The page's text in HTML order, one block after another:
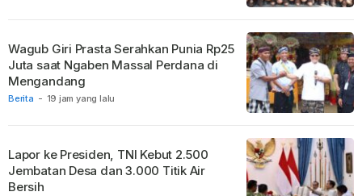
Berita - 19 jam yang lalu
Wagub Giri Prasta Serahkan Punia Rp25
Juta saat Ngaben Massal Perdana di
Mengandang
Lapor ke Presiden, TNI Kebut 2.500
Jembatan Desa dan 3.000 Titik Air
Bersih